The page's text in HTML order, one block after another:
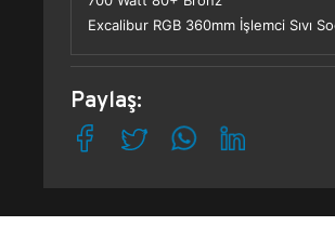
Excalibur RGB 360mm İşlemci Sıvı
Paylaş: